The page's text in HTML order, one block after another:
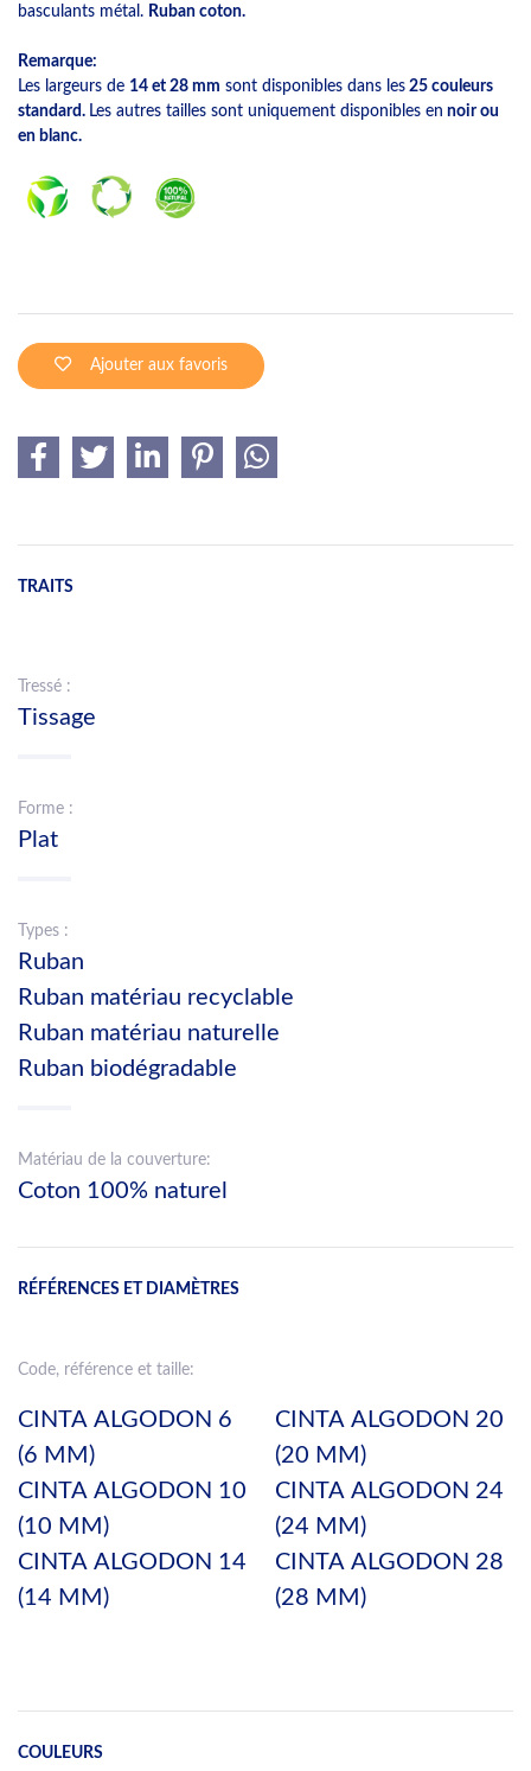
basculants métal. Ruban coton.
Remarque:
Les largeurs de 14 et 28 mm sont disponibles dans les 25 couleurs
standard. Les autres tailles sont uniquement disponibles en noir ou
en blanc.
Ajouter aux favoris
TRAITS
Tressé :
Tissage
Forme :
Plat
Types :
Ruban
Ruban matériau recyclable
Ruban matériau naturelle
Ruban biodégradable
Matériau de la couverture:
Coton 100% naturel
RÉFÉRENCES ET DIAMÈTRES
Code, référence et taille:
CINTA ALGODON 6
(6 MM)
CINTA ALGODON 10
(10 MM)
CINTA ALGODON 14
(14 MM)
CINTA ALGODON 20
(20 MM)
CINTA ALGODON 24
(24 MM)
CINTA ALGODON 28
(28 MM)
COULEURS